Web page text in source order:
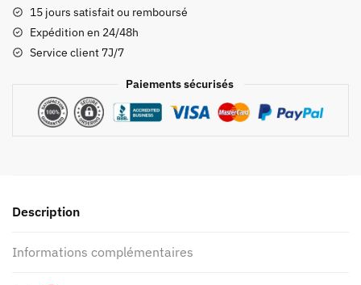
Inosuke
15 jours satisfait ou remboursé
Expédition en 24/48h
Service client 7J/7
Paiements sécurisés
Description
Informations complémentaires